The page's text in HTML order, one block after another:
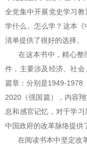
全党集中开展党史学习
学什么、怎么学？这本
清单提供了很好的选择。
在这本书中，精心整
件，主要涉及经济、社
篇章：分别是1949-1978
2020（强国篇），内容
息和感官记忆，对于学
中国政府的改革脉络提
在阅读书本中坚定改